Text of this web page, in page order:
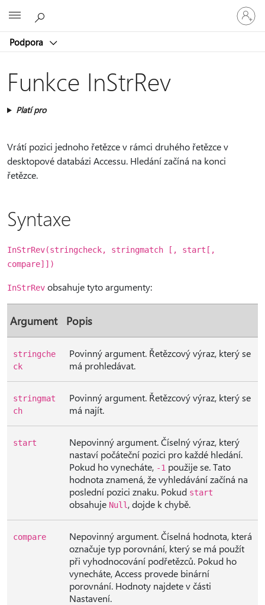
Podpora
Přihlaste
se
ke
účtu
Funkce InStrRev
Platí pro
Vrátí pozici jednoho řetězce v rámci druhého řetězce v
desktopové databázi Accessu. Hledání začíná na konci
řetězce.
Syntaxe
InStrRev(stringcheck, stringmatch [, start[,
compare]])
InStrRev obsahuje tyto argumenty:
Argument Popis
stringche
ck
Povinný argument. Řetězcový výraz, který se
má prohledávat.
stringmat
ch
Povinný argument. Řetězcový výraz, který se
má najít.
start
Nepovinný argument. Číselný výraz, který
nastaví počáteční pozici pro každé hledání.
Pokud ho vynecháte, -1 použije se. Tato
hodnota znamená, že vyhledávání začíná na
poslední pozici znaku. Pokud start
obsahuje Null , dojde k chybě.
compare
Nepovinný argument. Číselná hodnota, která
označuje typ porovnání, který se má použít
při vyhodnocování podřetězců. Pokud ho
vynecháte, Access provede binární
porovnání. Hodnoty najdete v části
Nastavení.